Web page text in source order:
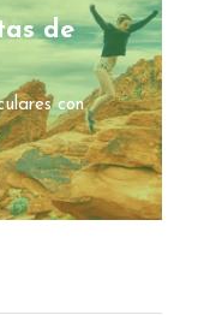
de
con